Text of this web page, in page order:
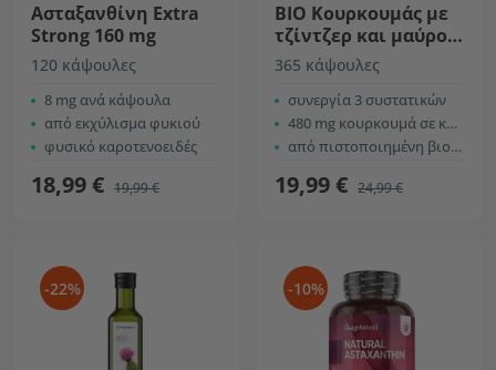
Ασταξανθίνη Extra
Strong 160 mg
120 κάψουλες
8 mg ανά κάψουλα
από εκχύλισμα φυκιού
φυσικό καροτενοειδές
18,99 € 19,99 €
ΒIO Κουρκουμάς με
τζίντζερ και μαύρο
πιπέρι
365 κάψουλες
συνεργία 3 συστατικών
480 mg κουρκουμά σε κάθε κάψουλα
από πιστοποιημένη βιολογική καλλιέργεια
19,99 € 24,99 €
-22% -10%